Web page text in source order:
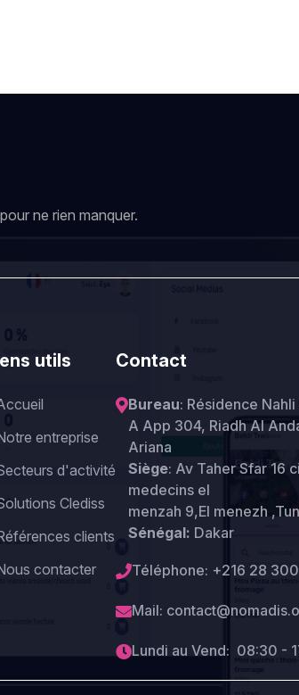
ne rien manquer.
utils
entreprise
d'activité
Clediss
clients
contacter
Contact
Bureau: Résidence
A App 304, Riadh Al
Ariana
Siège: Av Taher Sfar 16
medecins el
menzah 9,El menezh
Sénégal: Dakar
Téléphone: +216 28
Mail:
Lundi au Vend: 08:30 -